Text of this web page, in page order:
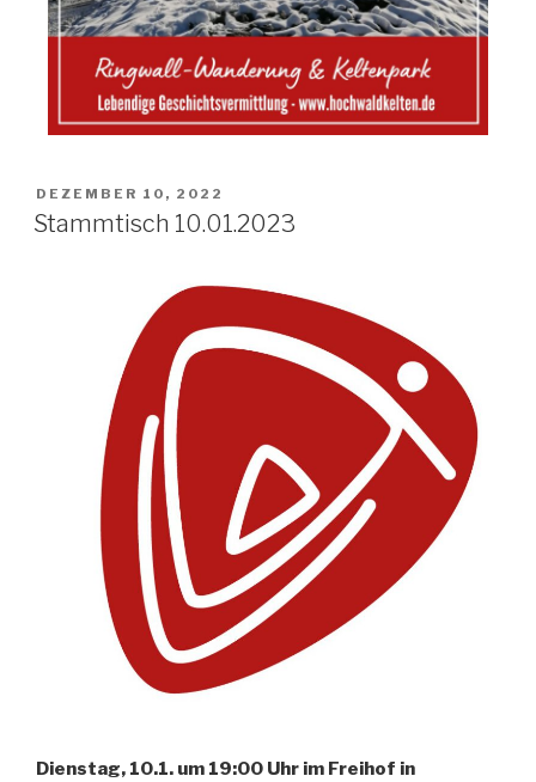
DEZEMBER 10, 2022
Stammtisch 10.01.2023
Dienstag, 10.1. um 19:00 Uhr im Freihof in